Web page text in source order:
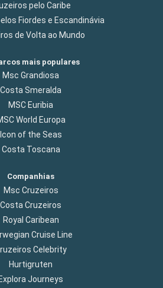
pelo Caribe
Fiordes e Escandinávia
de Volta ao Mundo
mais populares
Msc Grandiosa
Costa Smeralda
MSC Euribia
World Europa
Icon of the Seas
Costa Toscana
Companhias
Msc Cruzeiros
Costa Cruzeiros
Royal Caribean
Cruise Line
Celebrity
Hurtigruten
Journeys